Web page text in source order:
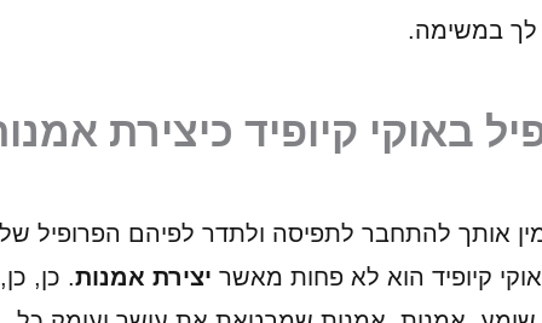
לך במשימה.
באוקי קיופיד כיצירת
אותך להתחבר לתפיסה ולתדר לפיהם הפרופיל
קיופיד הוא לא פחות מאשר יצירת אמנות. כן,